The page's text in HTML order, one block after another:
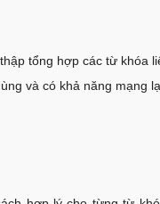
tổng hợp các từ khóa
và có khả năng mạng